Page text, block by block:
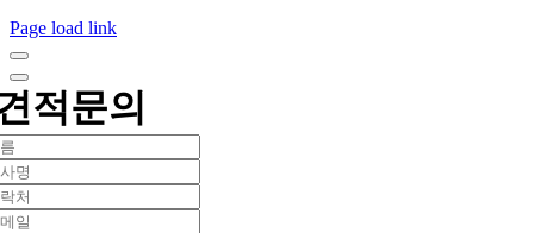
Page load link
적문의